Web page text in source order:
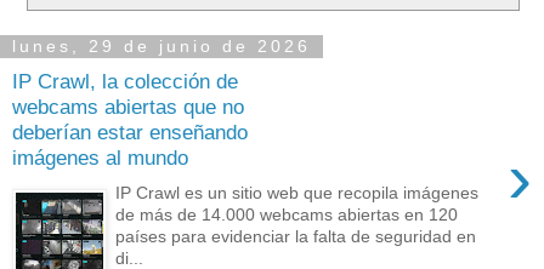
lunes, 29 de junio de 2026
IP Crawl, la colección de
webcams abiertas que no
deberían estar enseñando
imágenes al mundo
›
IP Crawl es un sitio web que recopila imágenes
de más de 14.000 webcams abiertas en 120
países para evidenciar la falta de seguridad en
di...